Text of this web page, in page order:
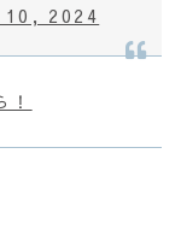
10, 2024